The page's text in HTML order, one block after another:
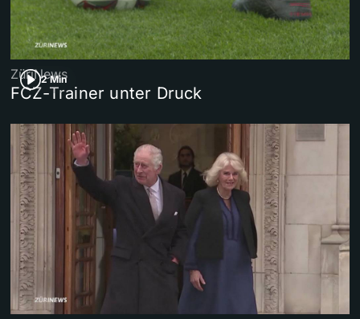
2 Min
ZüriNews
FCZ-Trainer unter Druck